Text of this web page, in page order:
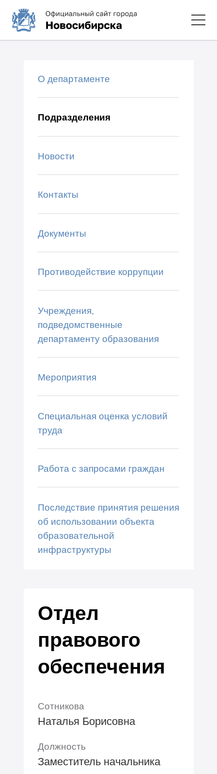
О департаменте
Подразделения
Новости
Контакты
Документы
Противодействие коррупции
Учреждения,
подведомственные
департаменту образования
Мероприятия
Специальная оценка условий
труда
Работа с запросами граждан
Последствие принятия решения
об использовании объекта
образовательной
инфраструктуры
Отдел
правового
обеспечения
Сотникова
Наталья Борисовна
Должность
Заместитель начальника